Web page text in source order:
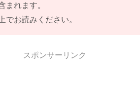
まれます。
でお読みください。
スポンサーリンク